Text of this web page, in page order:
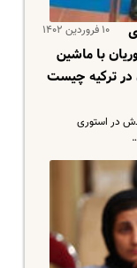
۱۰ فروردین ۱۴۰۲
با ماشین
ترکیه چیست
در استوری